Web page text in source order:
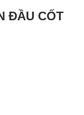
ĐẦU CỐT